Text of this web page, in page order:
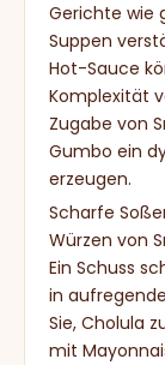
Gerichte wie
Suppen
Hot-Sauce
Komplexität
Zugabe von
Gumbo ein
erzeugen.
Scharfe
Würzen von
Ein Schuss
in
Sie, Cholula
mit